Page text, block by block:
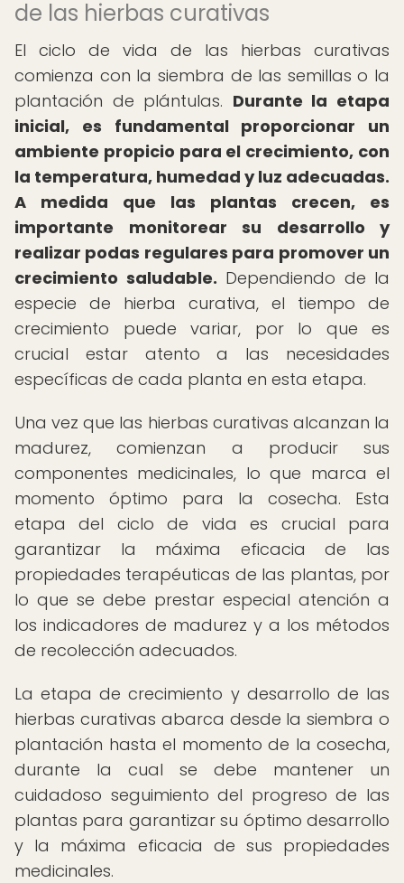
de las hierbas curativas
El ciclo de vida de las hierbas curativas
comienza con la siembra de las semillas o la
plantación de plántulas. Durante la etapa
inicial, es fundamental proporcionar un
ambiente propicio para el crecimiento, con
la temperatura, humedad y luz adecuadas.
A medida que las plantas crecen, es
importante monitorear su desarrollo y
realizar podas regulares para promover un
crecimiento saludable. Dependiendo de la
especie de hierba curativa, el tiempo de
crecimiento puede variar, por lo que es
crucial estar atento a las necesidades
específicas de cada planta en esta etapa.
Una vez que las hierbas curativas alcanzan la
madurez, comienzan a producir sus
componentes medicinales, lo que marca el
momento óptimo para la cosecha. Esta
etapa del ciclo de vida es crucial para
garantizar la máxima eficacia de las
propiedades terapéuticas de las plantas, por
lo que se debe prestar especial atención a
los indicadores de madurez y a los métodos
de recolección adecuados.
La etapa de crecimiento y desarrollo de las
hierbas curativas abarca desde la siembra o
plantación hasta el momento de la cosecha,
durante la cual se debe mantener un
cuidadoso seguimiento del progreso de las
plantas para garantizar su óptimo desarrollo
y la máxima eficacia de sus propiedades
medicinales.